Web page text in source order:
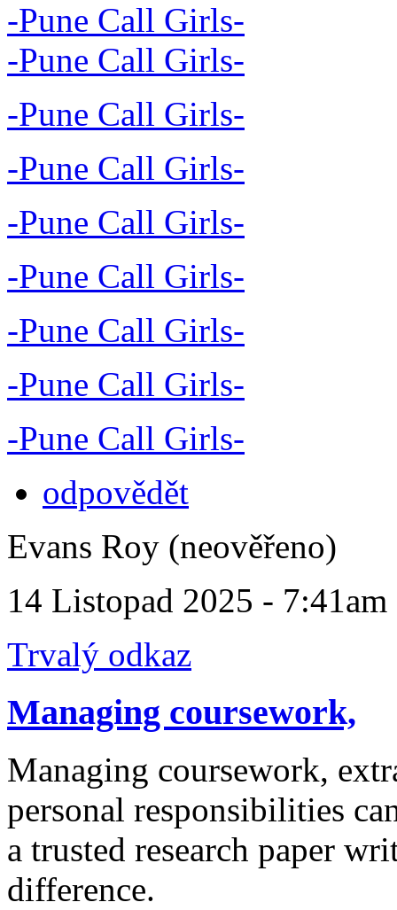
-Pune Call Girls-
-Pune Call Girls-
-Pune Call Girls-
-Pune Call Girls-
-Pune Call Girls-
-Pune Call Girls-
-Pune Call Girls-
-Pune Call Girls-
-Pune Call Girls-
odpovědět
Evans Roy (neověřeno)
14 Listopad 2025 - 7:41am
Trvalý odkaz
Managing coursework,
Managing coursework,
personal responsibilities
a trusted research paper
difference.